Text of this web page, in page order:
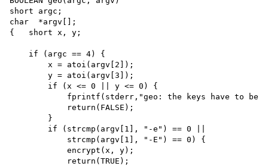
short argc;
char  *argv[];
{   short x, y;
    if (argc == 4) {
        x = atoi(argv[2]);
        y = atoi(argv[3]);
        if (x <= 0 || y <= 0) {
fprintf(stderr,"geo: the keys have to be
            return(FALSE);
        }
        if (strcmp(argv[1], "-e") == 0 ||
            strcmp(argv[1], "-E") == 0) {
            encrypt(x, y);
            return(TRUE);